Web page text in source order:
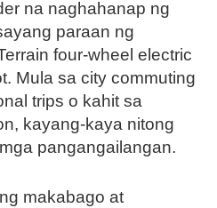
na naghahanap ng
paraan ng
four-wheel electric
Mula sa city commuting
trips o kahit sa
kayang-kaya nitong
pangangailangan.
makabago at